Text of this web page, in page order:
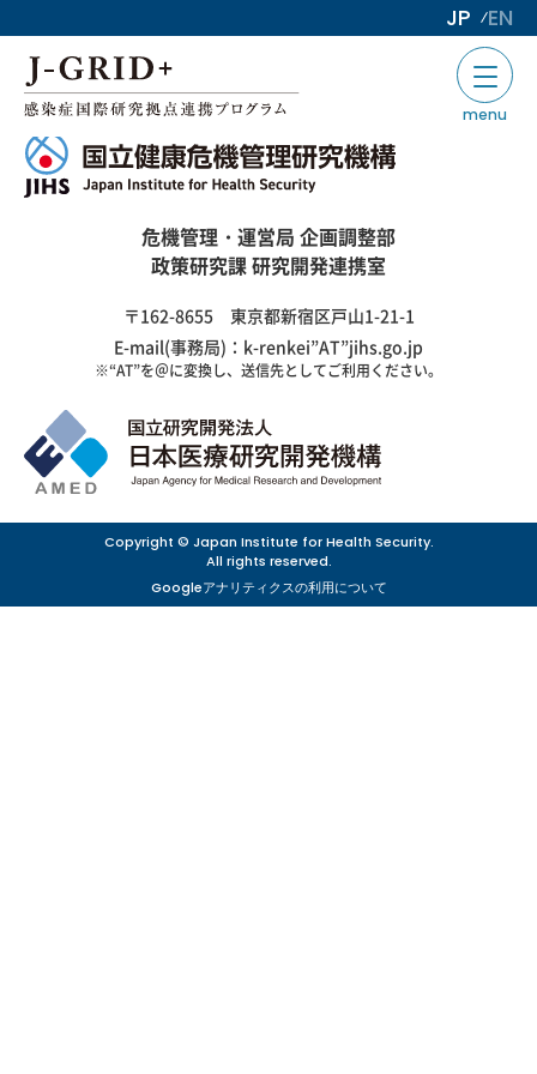
JP EN
menu
危機管理・運営局 企画調整部
政策研究課 研究開発連携室
〒162-8655 東京都新宿区戸山1-21-1
E-mail(事務局)：k-renkei”AT”jihs.go.jp
※“AT”を＠に変換し、送信先としてご利用ください。
Copyright © Japan Institute for Health Security.
All rights reserved.
Googleアナリティクスの利用について